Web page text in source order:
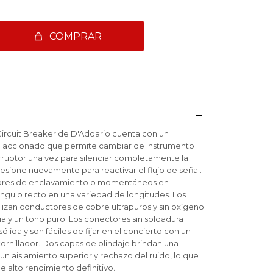
COMPRAR
Breaker de D'Addario cuenta con un
que permite cambiar de instrumento
una vez para silenciar completamente la
nuevamente para reactivar el flujo de señal.
de enclavamiento o momentáneos en
recto en una variedad de longitudes. Los
conductores de cobre ultrapuros y sin oxígeno
y un tono puro. Los conectores sin soldadura
y son fáciles de fijar en el concierto con un
Dos capas de blindaje brindan una
aislamiento superior y rechazo del ruido, lo que
alto rendimiento definitivo.